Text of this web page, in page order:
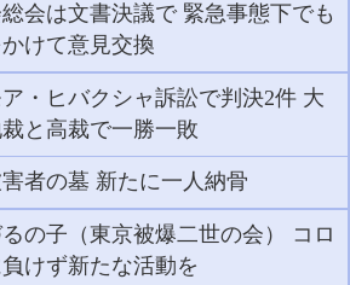
会は文書決議で 緊急事態下でも
けて意見交換
ア・ヒバクシャ訴訟で判決2件 大
と高裁で一勝一敗
者の墓 新たに一人納骨
の子（東京被爆二世の会） コロ
けず新たな活動を